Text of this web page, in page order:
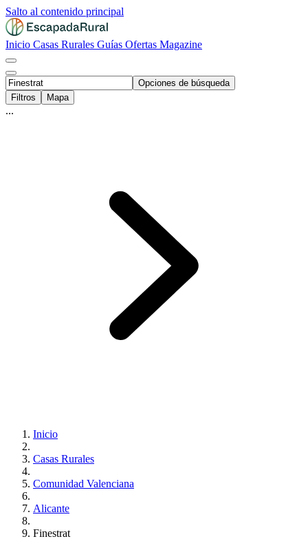
Salto al contenido principal
Inicio Casas Rurales Guías Ofertas Magazine
Opciones de búsqueda
Filtros
Mapa
...
Inicio
Casas Rurales
Comunidad Valenciana
Alicante
Finestrat